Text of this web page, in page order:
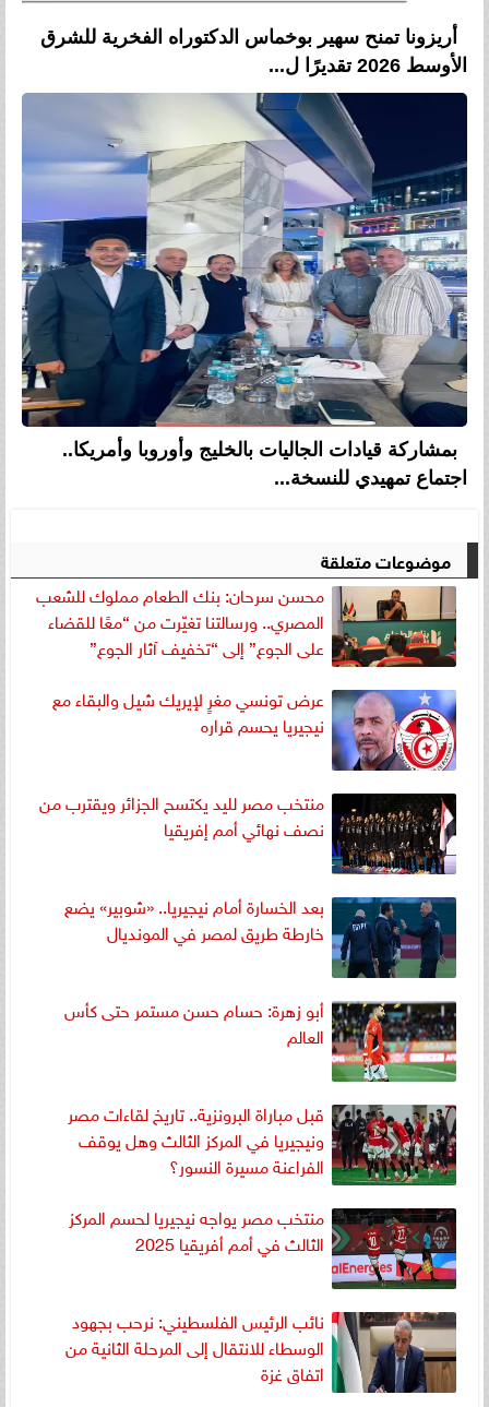
أريزونا تمنح سهير بوخماس الدكتوراه الفخرية للشرق
الأوسط 2026 تقديرًا ل...
بمشاركة قيادات الجاليات بالخليج وأوروبا وأمريكا..
اجتماع تمهيدي للنسخة...
موضوعات متعلقة
محسن سرحان: بنك الطعام مملوك للشعب
المصري.. ورسالتنا تغيّرت من “معًا للقضاء
على الجوع” إلى “تخفيف آثار الجوع”
عرض تونسي مغرٍ لإيريك شيل والبقاء مع
نيجيريا يحسم قراره
منتخب مصر لليد يكتسح الجزائر ويقترب من
نصف نهائي أمم إفريقيا
بعد الخسارة أمام نيجيريا.. «شوبير» يضع
خارطة طريق لمصر في المونديال
أبو زهرة: حسام حسن مستمر حتى كأس
العالم
قبل مباراة البرونزية.. تاريخ لقاءات مصر
ونيجيريا في المركز الثالث وهل يوقف
الفراعنة مسيرة النسور؟
منتخب مصر يواجه نيجيريا لحسم المركز
الثالث في أمم أفريقيا 2025
نائب الرئيس الفلسطيني: نرحب بجهود
الوسطاء للانتقال إلى المرحلة الثانية من
اتفاق غزة